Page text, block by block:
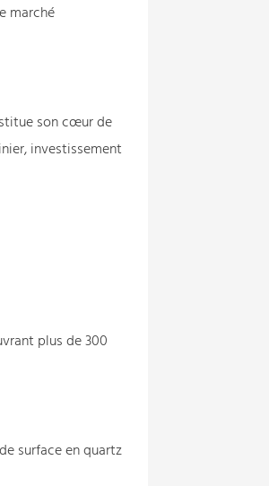
marché
son cœur de
investissement
plus de 300
surface en quartz